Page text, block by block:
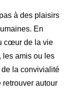
à des plaisirs
En
cœur de la vie
les amis ou les
la convivialité
retrouver autour